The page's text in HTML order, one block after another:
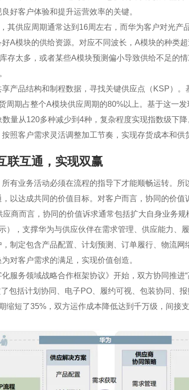
好客户体验和提升运营效率的关键。
其供应周期通常达到16周左右，而华为客户对光产
A模块的供给资源。对应不同波长，A模块的种类
存太多，或者某些A模块预测偏小导致供给不足的
产品结构和制程数据，寻找关键供应点（KSP）
周期占整个A模块供应周期的80%以上。基于这一
量从120多种减少到4种，复杂程度实现指数级下
照客户需求灵活调整加工节奏，实现存货成本和供
联互通，实现双赢
有业务活动必须在流程的指导下才能顺畅运转。
以达成共同的价值目标。对客户而言，协同的价值
商而言，协同的价值诉求通常包括扩大自身业务规
），支撑华为与供应伙伴在需求管理、供应能力、
制定包含产品配置、计划预测、订单履行、物流
对客户需求的满足，实现价值创造。
服务领域战略合作框架协议》开始，双方协同推进
包括计划协同、电子PO、履约可视、包装协同、
缩短了35%，双方运作成本降低达到千万级，间接